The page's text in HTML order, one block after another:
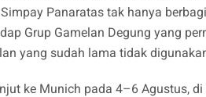
Panaratas tak hanya
Grup Gamelan Degung yang
yang sudah lama tidak
ke Munich pada 4–6 Agustus,